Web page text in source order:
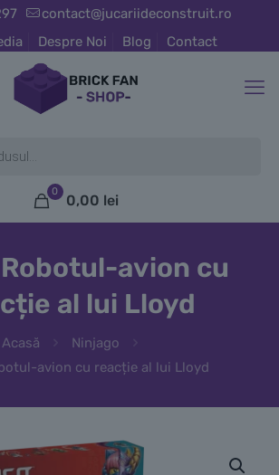
contact@jucariideconstruit.ro
Despre Noi Blog Contact
0
0,00 lei
Robotul-avion cu
al lui Lloyd
Acasă
Ninjago
avion cu reacție al lui Lloyd